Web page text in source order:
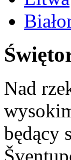
Nad
będący